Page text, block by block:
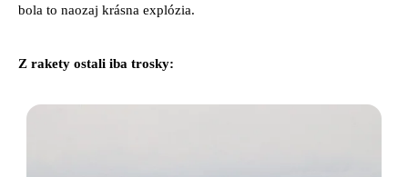
bola to naozaj krásna explózia.
Z rakety ostali iba trosky: